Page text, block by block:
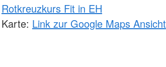
Rotkreuzkurs Fit in EH
Karte: Link zur Google Maps Ansicht